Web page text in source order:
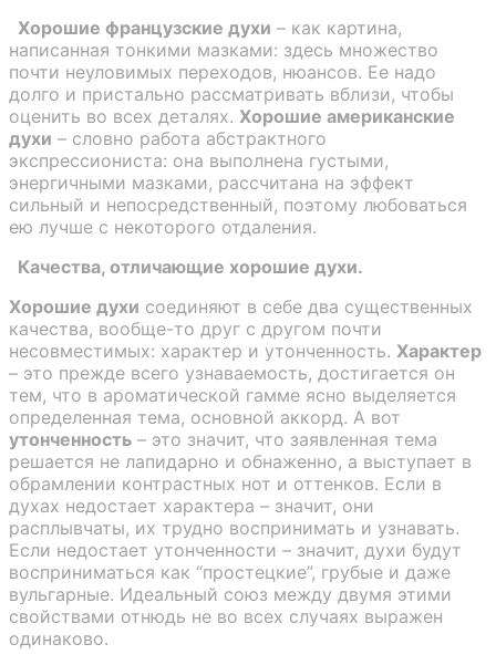
Хорошие французские духи – как картина,
написанная тонкими мазками: здесь множество
почти неуловимых переходов, нюансов. Ее надо
долго и пристально рассматривать вблизи, чтобы
оценить во всех деталях. Хорошие американские
духи – словно работа абстрактного
экспрессиониста: она выполнена густыми,
энергичными мазками, рассчитана на эффект
сильный и непосредственный, поэтому любоваться
ею лучше с некоторого отдаления.
Качества, отличающие хорошие духи.
Хорошие духи соединяют в себе два существенных
качества, вообще-то друг с другом почти
несовместимых: характер и утонченность. Характер
– это прежде всего узнаваемость, достигается он
тем, что в ароматической гамме ясно выделяется
определенная тема, основной аккорд. А вот
утонченность – это значит, что заявленная тема
решается не лапидарно и обнаженно, а выступает в
обрамлении контрастных нот и оттенков. Если в
духах недостает характера – значит, они
расплывчаты, их трудно воспринимать и узнавать.
Если недостает утонченности – значит, духи будут
восприниматься как “простецкие”, грубые и даже
вульгарные. Идеальный союз между двумя этими
свойствами отнюдь не во всех случаях выражен
одинаково.